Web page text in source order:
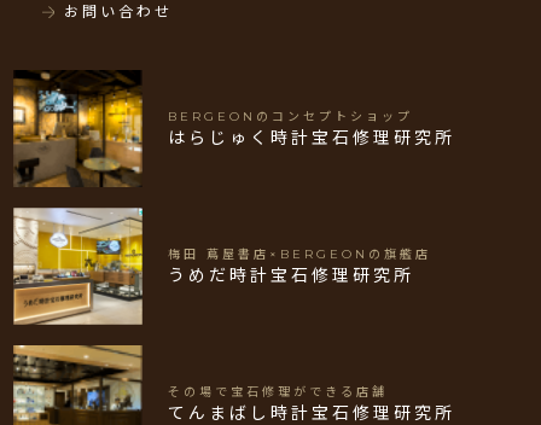
お問い合わせ
BERGEONのコンセプトショップ
はらじゅく時計宝石修理研究所
梅田 蔦屋書店×BERGEONの旗艦店
うめだ時計宝石修理研究所
その場で宝石修理ができる店舗
てんまばし時計宝石修理研究所